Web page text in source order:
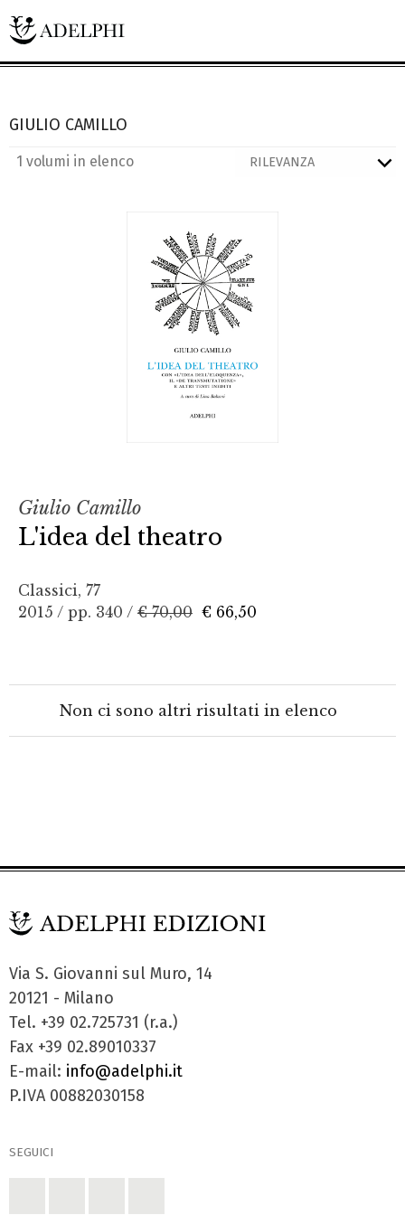
GIULIO CAMILLO
1 volumi in elenco
Giulio Camillo
L'idea del theatro
Classici, 77
2015 / pp. 340 / € 70,00 € 66,50
Non ci sono altri risultati in elenco
Via S. Giovanni sul Muro, 14
20121 - Milano
Tel. +39 02.725731 (r.a.)
Fax +39 02.89010337
E-mail: info@adelphi.it
P.IVA 00882030158
SEGUICI